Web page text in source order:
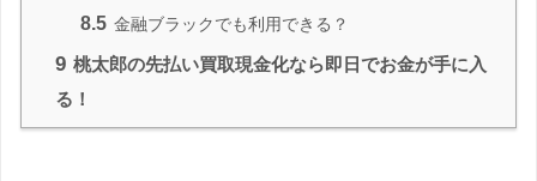
8.5 金融ブラックでも利用できる？
9 桃太郎の先払い買取現金化なら即日でお金が手に入
る！